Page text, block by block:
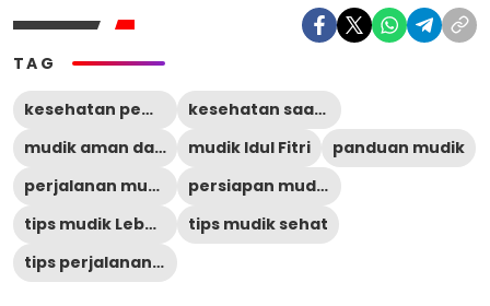
TAG
kesehatan pemudik
kesehatan saat mudik
mudik aman dan nyaman
mudik Idul Fitri
panduan mudik
perjalanan mudik sehat
persiapan mudik Lebaran
tips mudik Lebaran
tips mudik sehat
tips perjalanan jauh